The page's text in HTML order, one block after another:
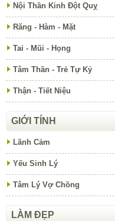
Nội Thần Kinh Đột Quỵ
Răng - Hàm - Mặt
Tai - Mũi - Họng
Tâm Thần - Trẻ Tự Kỷ
Thận - Tiết Niệu
GIỚI TÍNH
Lãnh Cảm
Yếu Sinh Lý
Tâm Lý Vợ Chồng
LÀM ĐẸP